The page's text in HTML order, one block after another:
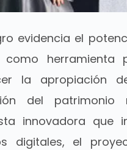
evidencia el
como herramienta
la apropiación
del
innovadora que
digitales, el